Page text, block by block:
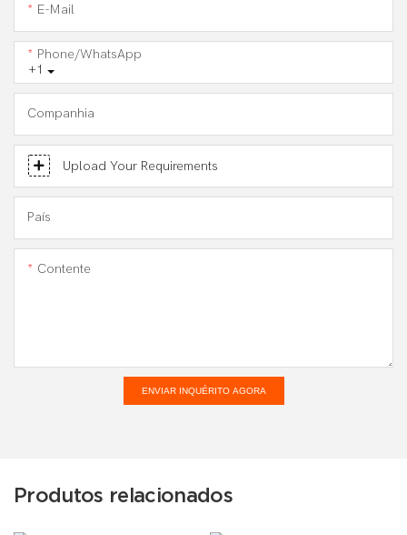
E-Mail
+1
Phone/WhatsApp
Companhia
Upload Your Requirements
País
Contente
ENVIAR INQUÉRITO AGORA
Produtos relacionados